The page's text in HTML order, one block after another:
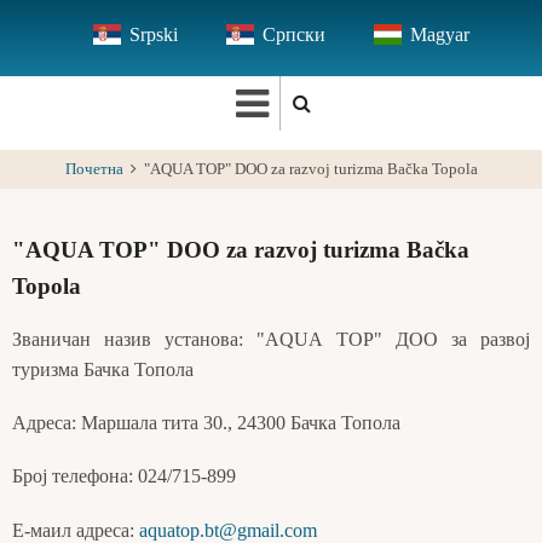
main
Srpski Српски Magyar
Почетна "AQUA TOP" DOO za razvoj turizma Bačka Topola
"AQUA TOP" DOO za razvoj turizma Bačka
Topola
Званичан назив установа: "AQUA TOP" ДОО за развој
туризма Бачка Топола
Адреса: Маршала тита 30., 24300 Бачка Топола
Број телефона: 024/715-899
Е-маил адреса: aquatop.bt@gmail.com